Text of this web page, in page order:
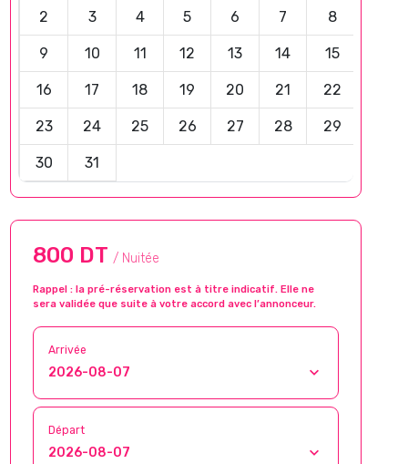
2 3 4 5 6 7 8
9 10 11 12 13 14 15
16 17 18 19 20 21 22
23 24 25 26 27 28 29
30 31
800 DT / Nuitée
Rappel : la pré-réservation est à titre indicatif. Elle ne
sera validée que suite à votre accord avec l’annonceur.
Arrivée
Départ